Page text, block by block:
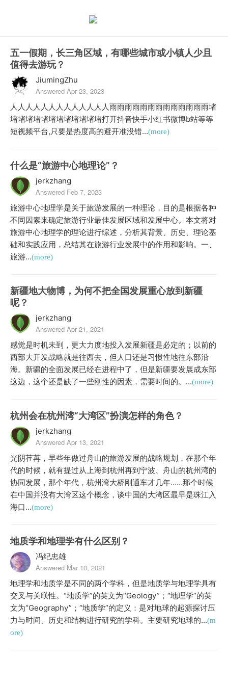
五一假期，长三角区域，有哪些城市或小镇人少且
值得去游玩？
JiumingZhu
Answered Apr 23, 2023
人人人人人人人人人人人人人雨雨雨雨雨雨雨雨雨雨雨雨雨堵
堵堵堵堵堵堵堵堵堵堵堵堵打开抖音快手小红书微博b站等等
短视频平台,只要是热度高的避开准没错...(more)
什么是“旅游中心地理论”？
jerkzhang
Answered Feb 7, 2023
旅游中心地理学是关于旅游发展的一种理论，目的是根据各种
不同因素来确定旅游行业最佳发展区域和发展中心。本文将对
旅游中心地理学的理论进行综述，分析其背景、历史、理论基
础和实践应用，总结其在旅游行业发展中的作用和影响。一、
旅游...(more)
新疆地大物博，为何不把全国发展重心放到新疆
呢？
jerkzhang
Answered Apr 21, 2021
感觉是时机未到，更大力度地投入发展新疆是必定的；以前的
西部大开发战略就是往西去，但人口还是习惯性地往东部沿
海。新疆的全面发展已经在进程中了，但是新疆要发展成东部
这边，这个还是缺了一些刚性的因素，需要时间的。...(more)
杭州会在杭州湾“大湾区”扮演怎样的角色？
jerkzhang
Answered Apr 13, 2021
光阴荏苒，早些年做过舟山的旅游发展的战略规划，在那个年
代的时候，就有提过从上海到杭州再到宁波、舟山的杭州湾的
协同发展，那个年代，杭州湾大桥刚通车才几年……那个时候
在中国并没有大湾区这个概念，谈中国的大湾区最早是珠江入
海口...(more)
地质学和地理学有什么区别？
冯纪忠雄
Answered Mar 10, 2021
地理学和地质学是不同的两个学科，但是地质学与地理学具有
交叉与关联性。“地质学”的英文为“Geology”；“地理学”的英
文为“Geography”；“地质学”的定义：是对地球的起源探讨压
力与时间、历史和结构进行研究的学科。主要研究地球的...(m
ore)